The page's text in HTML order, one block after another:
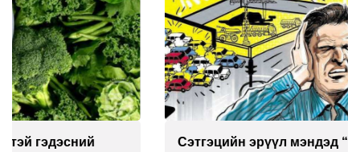
Сэтгэцийн эрүүл мэндэд “санаа тавих” олон